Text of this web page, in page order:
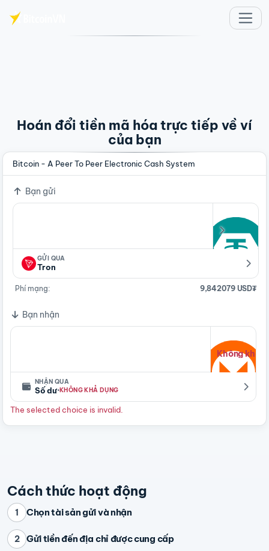
Hoán đổi tiền mã hóa trực tiếp về ví
của bạn
Bitcoin - A Peer To Peer Electronic Cash System
Bạn gửi
GỬI QUA
Tron
Phí mạng: 9,842079 USD₮
Bạn nhận
Không khả
NHẬN QUA
Số dư·KHÔNG KHẢ DỤNG
The selected choice is invalid.
Cách thức hoạt động
1 Chọn tài sản gửi và nhận
2 Gửi tiền đến địa chỉ được cung cấp